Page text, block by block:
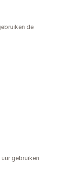
de
gebruiken